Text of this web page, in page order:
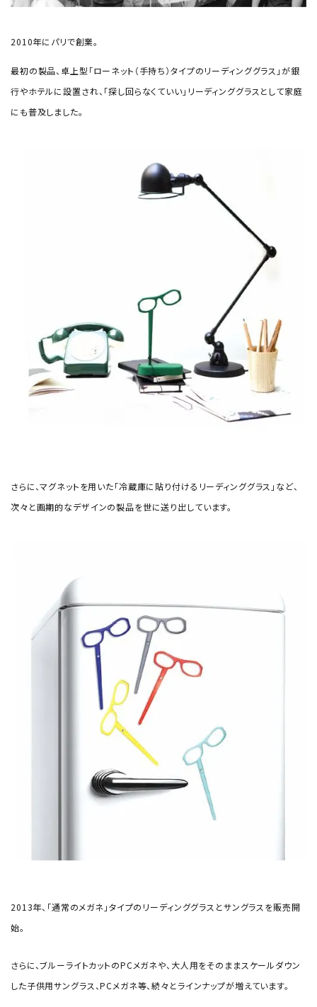
2010年にパリで創業。
最初の製品、卓上型「ローネット（手持ち）タイプのリーディンググラス」が銀
行やホテルに設置され、「探し回らなくていい」リーディンググラスとして家庭
にも普及しました。
さらに、マグネットを用いた「冷蔵庫に貼り付けるリーディンググラス」など、
次々と画期的なデザインの製品を世に送り出しています。
2013年、「通常のメガネ」タイプのリーディンググラスとサングラスを販売開
始。
さらに、ブルーライトカットのPCメガネや、大人用をそのままスケールダウン
した子供用サングラス、PCメガネ等、続々とラインナップが増えています。